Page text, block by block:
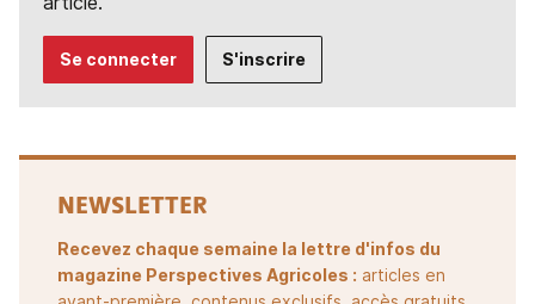
Se connecter S'inscrire
NEWSLETTER
Recevez chaque semaine la lettre d'infos du
magazine Perspectives Agricoles : articles en